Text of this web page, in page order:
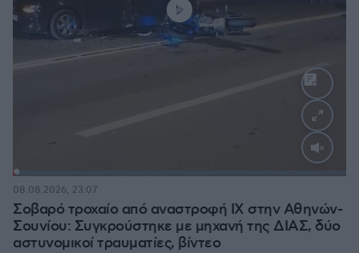
Σοβαρό τροχαίο από αναστροφή ΙΧ στην Αθηνών-
Σουνίου: Συγκρούστηκε με μηχανή της ΔΙΑΣ, δύο
αστυνομικοί τραυματίες, βίντεο
08.08.2026, 23:07